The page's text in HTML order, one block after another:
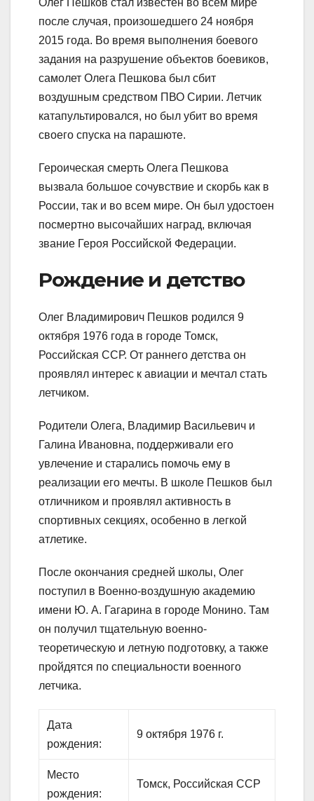
после случая, произошедшего 24 ноября
2015 года. Во время выполнения боевого
задания на разрушение объектов боевиков,
самолет Олега Пешкова был сбит
воздушным средством ПВО Сирии. Летчик
катапультировался, но был убит во время
своего спуска на парашюте.
Героическая смерть Олега Пешкова
вызвала большое сочувствие и скорбь как в
России, так и во всем мире. Он был удостоен
посмертно высочайших наград, включая
звание Героя Российской Федерации.
Рождение и детство
Олег Владимирович Пешков родился 9
октября 1976 года в городе Томск,
Российская ССР. От раннего детства он
проявлял интерес к авиации и мечтал стать
летчиком.
Родители Олега, Владимир Васильевич и
Галина Ивановна, поддерживали его
увлечение и старались помочь ему в
реализации его мечты. В школе Пешков был
отличником и проявлял активность в
спортивных секциях, особенно в легкой
атлетике.
После окончания средней школы, Олег
поступил в Военно-воздушную академию
имени Ю. А. Гагарина в городе Монино. Там
он получил тщательную военно-
теоретическую и летную подготовку, а также
пройдятся по специальности военного
летчика.
Дата
рождения:
9 октября 1976 г.
Место
рождения:
Томск, Российская ССР